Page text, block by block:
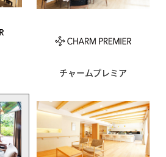
チャームプレミア